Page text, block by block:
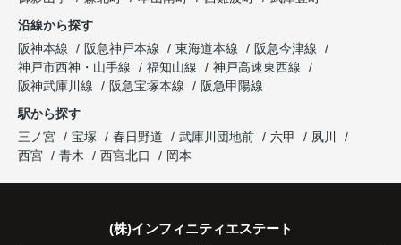
した。
購入されたご家族は、
と大変喜ばれ、この住まいを選ばれました。
住み替え後は家族それぞれの通勤・通学時間が短く
家族全員にとって、将来を見据えた良い選択だった
沿線から探す
阪神本線
阪急神戸本線 東海道本線
阪急今津線
神戸市西神・山手線
福知山線
神戸高速東西線
阪神武庫川線
阪急宝塚本線
阪急甲陽線
駅から探す
三ノ宮
宝塚 春日野道 武庫川団地前 六甲
夙川
西宮
青木 西宮北口 岡本
(株)インフィニティエステート